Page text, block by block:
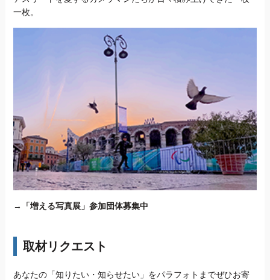
一枚。
→ 「増える写真展」参加団体募集中
取材リクエスト
あなたの「知りたい・知らせたい」をパラフォトまでぜひお寄